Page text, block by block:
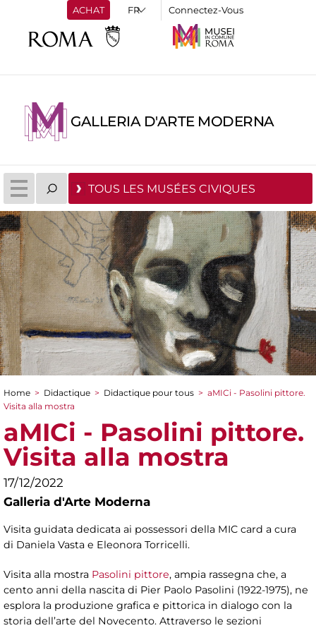
ACHAT Connectez-Vous
GALLERIA D'ARTE MODERNA
TOUS LES MUSÉES CIVIQUES
You are here
Home > Didactique > Didactique pour tous > aMICi - Pasolini pittore.
Visita alla mostra
aMICi - Pasolini pittore.
Visita alla mostra
17/12/2022
Galleria d'Arte Moderna
Visita guidata dedicata ai possessori della MIC card a cura
di Daniela Vasta e Eleonora Torricelli.
Visita alla mostra Pasolini pittore, ampia rassegna che, a
cento anni della nascita di Pier Paolo Pasolini (1922-1975), ne
esplora la produzione grafica e pittorica in dialogo con la
storia dell’arte del Novecento. Attraverso le sezioni